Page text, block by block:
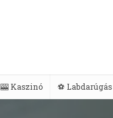
🎰 Kaszinó ⚽ Labdarúgás